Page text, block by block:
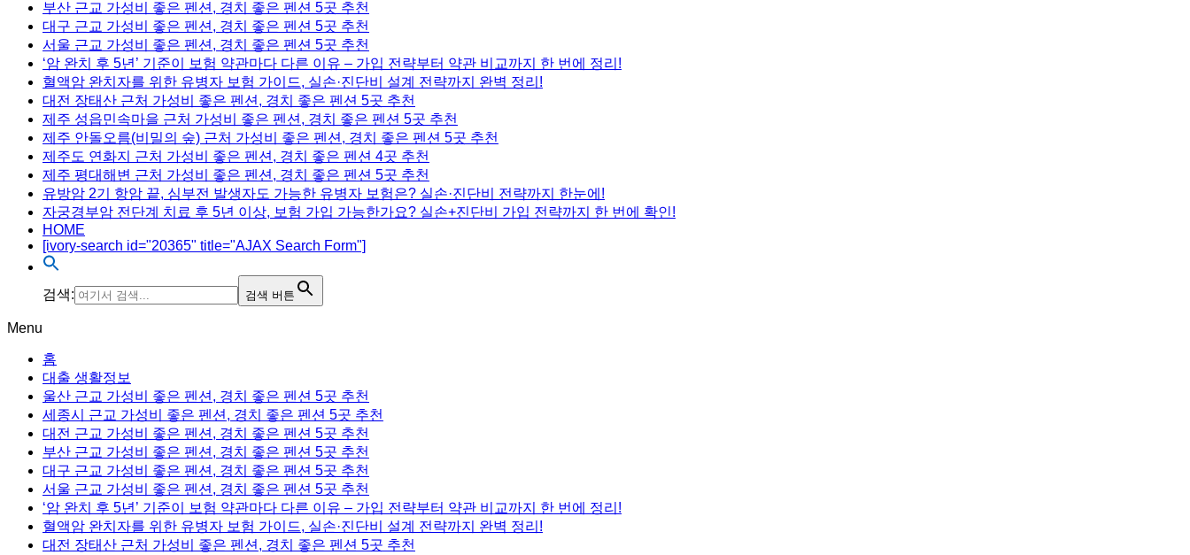
부산 근교 가성비 좋은 펜션, 경치 좋은 펜션 5곳 추천
대구 근교 가성비 좋은 펜션, 경치 좋은 펜션 5곳 추천
서울 근교 가성비 좋은 펜션, 경치 좋은 펜션 5곳 추천
‘암 완치 후 5년’ 기준이 보험 약관마다 다른 이유 – 가입 전략부터 약관 비교까지 한 번에 정리!
혈액암 완치자를 위한 유병자 보험 가이드, 실손·진단비 설계 전략까지 완벽 정리!
대전 장태산 근처 가성비 좋은 펜션, 경치 좋은 펜션 5곳 추천
제주 성읍민속마을 근처 가성비 좋은 펜션, 경치 좋은 펜션 5곳 추천
제주 안돌오름(비밀의 숲) 근처 가성비 좋은 펜션, 경치 좋은 펜션 5곳 추천
제주도 연화지 근처 가성비 좋은 펜션, 경치 좋은 펜션 4곳 추천
제주 평대해변 근처 가성비 좋은 펜션, 경치 좋은 펜션 5곳 추천
유방암 2기 항암 끝, 심부전 발생자도 가능한 유병자 보험은? 실손·진단비 전략까지 한눈에!
자궁경부암 전단계 치료 후 5년 이상, 보험 가입 가능한가요? 실손+진단비 가입 전략까지 한 번에 확인!
HOME
[ivory-search id="20365" title="AJAX Search Form"]
검색: 검색 버튼
Menu
홈
대출 생활정보
울산 근교 가성비 좋은 펜션, 경치 좋은 펜션 5곳 추천
세종시 근교 가성비 좋은 펜션, 경치 좋은 펜션 5곳 추천
대전 근교 가성비 좋은 펜션, 경치 좋은 펜션 5곳 추천
부산 근교 가성비 좋은 펜션, 경치 좋은 펜션 5곳 추천
대구 근교 가성비 좋은 펜션, 경치 좋은 펜션 5곳 추천
서울 근교 가성비 좋은 펜션, 경치 좋은 펜션 5곳 추천
‘암 완치 후 5년’ 기준이 보험 약관마다 다른 이유 – 가입 전략부터 약관 비교까지 한 번에 정리!
혈액암 완치자를 위한 유병자 보험 가이드, 실손·진단비 설계 전략까지 완벽 정리!
대전 장태산 근처 가성비 좋은 펜션, 경치 좋은 펜션 5곳 추천